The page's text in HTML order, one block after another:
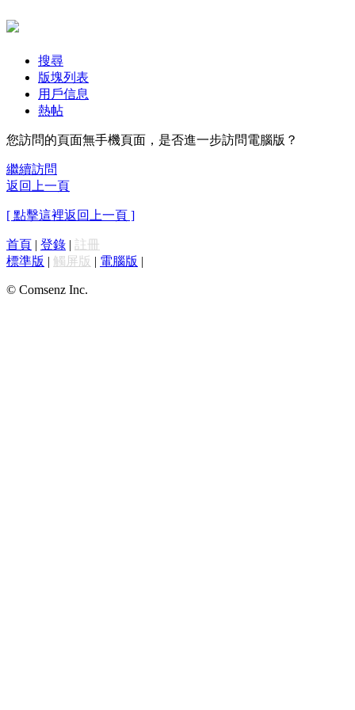
搜尋
版塊列表
用戶信息
熱帖
您訪問的頁面無手機頁面，是否進一步訪問電腦版？
繼續訪問
返回上一頁
[ 點擊這裡返回上一頁 ]
首頁 | 登錄 | 註冊
標準版 | 觸屏版 | 電腦版 |
© Comsenz Inc.